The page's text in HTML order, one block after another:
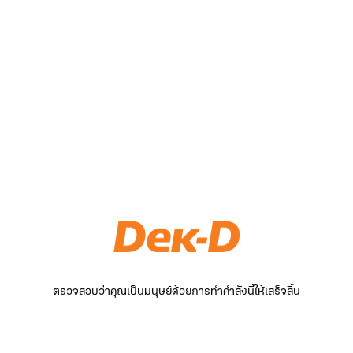
ตรวจสอบว่าคุณเป็นมนุษย์ด้วยการทำคำสั่งนี้ให้เสร็จสิ้น